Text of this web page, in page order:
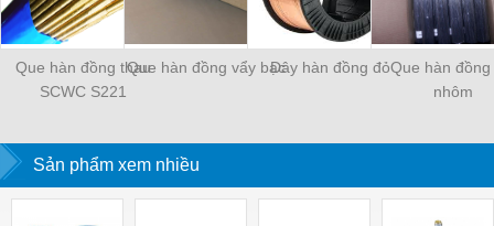
Que hàn đồng thau
SCWC S221
Que hàn đồng vẩy bạcDây hàn đồng đỏQue hàn
nhôm
Sản phẩm xem nhiều